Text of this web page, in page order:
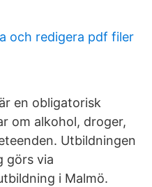
och redigera pdf filer
en obligatorisk
om alkohol, droger,
Utbildningen
görs via
i Malmö.